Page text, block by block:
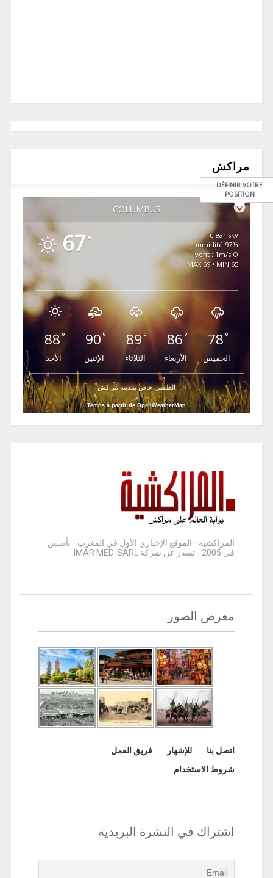
مراكش
COLUMBUS
DÉFINIR VOTRE
POSITION
67 °
clear sky
97% humidité
vent : 1m/s O
MAX 69 • MIN 65
88°
الأحد
90°
الإثنين
89°
الثلاثاء
86°
الأربعاء
78°
الخميس
الطقس خاص بمدينة مراكش
Temps à partir de OpenWeatherMap
المراكشية - الموقع الإخباري الأول في المغرب - تأسس
في 2005 - تصدر عن شركة IMAR MED-SARL
معرض الصور
اتصل بنا للإشهار
فريق العمل
شروط الاستخدام
اشتراك في النشرة البريدية